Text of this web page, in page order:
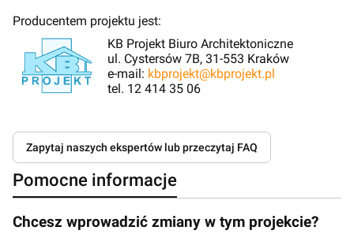
Producentem projektu jest:
KB Projekt Biuro Architektoniczne
ul. Cystersów 7B, 31-553 Kraków
e-mail: kbprojekt@kbprojekt.pl
tel. 12 414 35 06
Zapytaj naszych ekspertów lub przeczytaj FAQ
Pomocne informacje
Chcesz wprowadzić zmiany w tym projekcie?